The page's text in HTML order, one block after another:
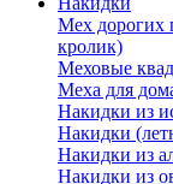
Мех дорогих
кролик)
Меховые
Меха для
Накидки из
Накидки
Накидки из
Накидки из